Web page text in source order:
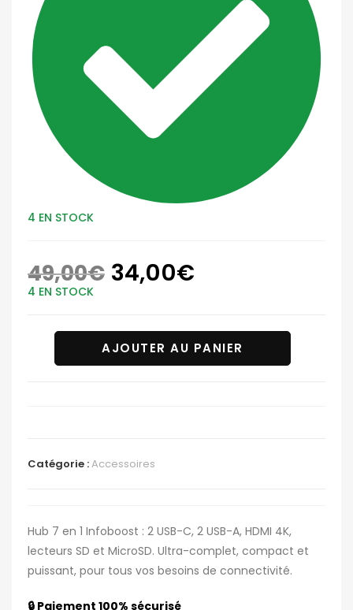
4 EN STOCK
49,00€ 34,00€
4 EN STOCK
AJOUTER AU PANIER
Catégorie :Accessoires
Hub 7 en 1 Infoboost : 2 USB-C, 2 USB-A, HDMI 4K,
lecteurs SD et MicroSD. Ultra-complet, compact et
puissant, pour tous vos besoins de connectivité.
🔒 Paiement 100% sécurisé